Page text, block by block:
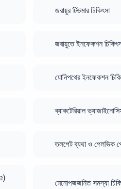
জরায়ুর টিউমার চিকিৎসা
জরায়ুতে ইনফেকশন
যোনিপথের ইনফেকশন
ব্যাকটেরিয়াল
তলপেট ব্যথা ও পেলভিক
মেনোপজজনিত সমস্যা